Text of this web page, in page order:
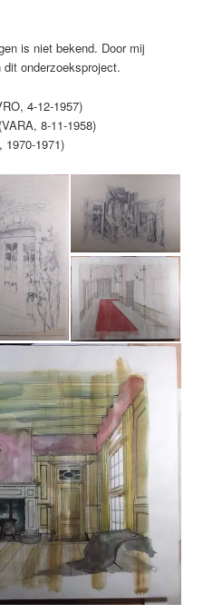
is niet bekend. Door mij
onderzoeksproject.
4-12-1957)
(VARA, 8-11-1958)
1971)